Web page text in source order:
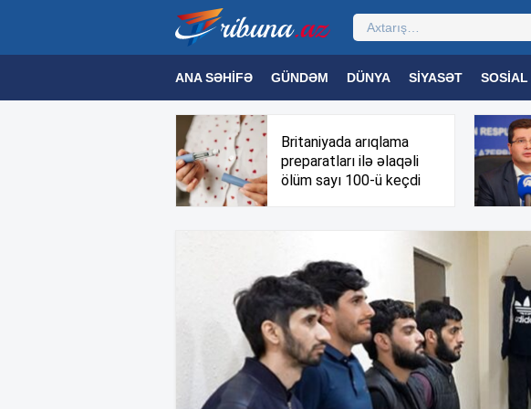
ANA SƏHIFƏ GÜNDƏM DÜNYA SIYASƏT SOSIAL
MƏDƏNIYYƏT TƏHSIL
Britaniyada arıqlama
preparatları ilə əlaqəli
ölüm sayı 100-ü keçdi